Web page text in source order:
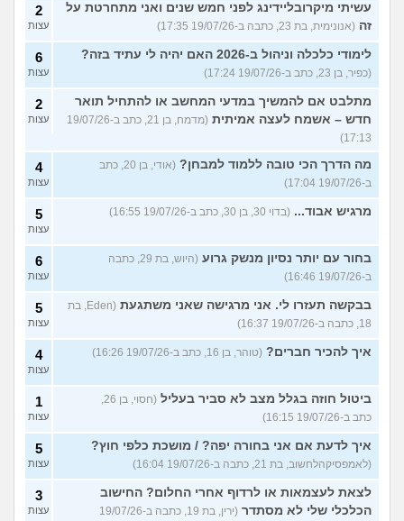
עשיתי מיקרובליידינג לפני חמש שנים ואני מתחרטת על
זה (אנונימית, בת 23, כתבה ב-19/07/26 17:35)
2
עצות
לימודי כלכלה וניהול ב-2026 האם יהיה לי עתיד בזה?
(כפיר, בן 23, כתב ב-19/07/26 17:24)
6
עצות
מתלבט אם להמשיך במדעי המחשב או להתחיל תואר
חדש – אשמח לעצה אמיתית
(מדמח, בן 21, כתב ב-19/07/26
17:13)
2
עצות
מה הדרך הכי טובה ללמוד למבחן?
(אודי, בן 20, כתב
ב-19/07/26 17:04)
4
עצות
מרגיש אבוד... (בדוי 30, בן 30, כתב ב-19/07/26 16:55) 5
עצות
בחור עם יותר נסיון מנשק גרוע
(היוש, בת 29, כתבה
ב-19/07/26 16:46)
6
עצות
בבקשה תעזרו לי. אני מרגישה שאני משתגעת
(Eden, בת
18, כתבה ב-19/07/26 16:37)
5
עצות
איך להכיר חברים? (טוהר, בן 16, כתב ב-19/07/26 16:26) 4
עצות
ביטול חוזה בגלל מצב לא סביר בעליל
(חסוי, בן 26,
כתב ב-19/07/26 16:15)
1
עצות
איך לדעת אם אני בחורה יפה? / מושכת כלפי חוץ?
(לאמפסיקהלחשוב, בת 21, כתבה ב-19/07/26 16:04)
5
עצות
לצאת לעצמאות או לרדוף אחרי החלום? החישוב
הכלכלי שלי לא מסתדר
(ירין, בת 19, כתבה ב-19/07/26
3
עצות